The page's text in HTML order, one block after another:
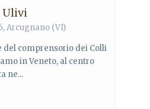
Ulivi
Arcugnano (VI)
del comprensorio dei Colli
in Veneto, al centro
ne...